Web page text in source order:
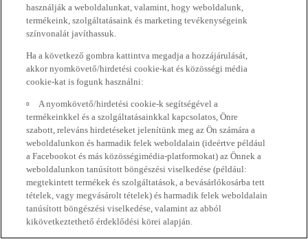
használják a weboldalunkat, valamint, hogy weboldalunk,
termékeink, szolgáltatásaink és marketing tevékenységeink
színvonalát javíthassuk.
Ha a következő gombra kattintva megadja a hozzájárulását,
akkor nyomkövető/hirdetési cookie-kat és közösségi média
cookie-kat is fogunk használni:
A nyomkövető/hirdetési cookie-k segítségével a
termékeinkkel és a szolgáltatásainkkal kapcsolatos, Önre
szabott, releváns hirdetéseket jelenítünk meg az Ön számára a
weboldalunkon és harmadik felek weboldalain (ideértve például
a Facebookot és más közösségimédia-platformokat) az Önnek a
weboldalunkon tanúsított böngészési viselkedése (például:
megtekintett termékek és szolgáltatások, a bevásárlókosárba tett
tételek, vagy megvásárolt tételek) és harmadik felek weboldalain
tanúsított böngészési viselkedése, valamint az abból
kikövetkeztethető érdeklődési körei alapján.